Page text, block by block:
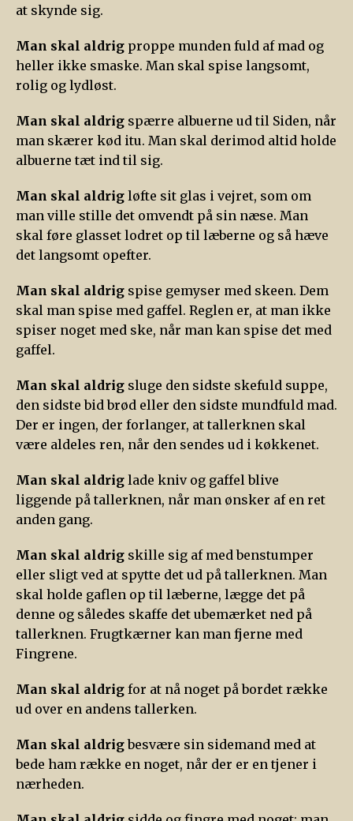
at skynde sig.
Man skal aldrig proppe munden fuld af mad og
heller ikke smaske. Man skal spise langsomt,
rolig og lydløst.
Man skal aldrig spærre albuerne ud til Siden, når
man skærer kød itu. Man skal derimod altid holde
albuerne tæt ind til sig.
Man skal aldrig løfte sit glas i vejret, som om
man ville stille det omvendt på sin næse. Man
skal føre glasset lodret op til læberne og så hæve
det langsomt opefter.
Man skal aldrig spise gemyser med skeen. Dem
skal man spise med gaffel. Reglen er, at man ikke
spiser noget med ske, når man kan spise det med
gaffel.
Man skal aldrig sluge den sidste skefuld suppe,
den sidste bid brød eller den sidste mundfuld mad.
Der er ingen, der forlanger, at tallerknen skal
være aldeles ren, når den sendes ud i køkkenet.
Man skal aldrig lade kniv og gaffel blive
liggende på tallerknen, når man ønsker af en ret
anden gang.
Man skal aldrig skille sig af med benstumper
eller sligt ved at spytte det ud på tallerknen. Man
skal holde gaflen op til læberne, lægge det på
denne og således skaffe det ubemærket ned på
tallerknen. Frugtkærner kan man fjerne med
Fingrene.
Man skal aldrig for at nå noget på bordet række
ud over en andens tallerken.
Man skal aldrigbesvære sin sidemand med at
bede ham række en noget, når der er en tjener i
nærheden.